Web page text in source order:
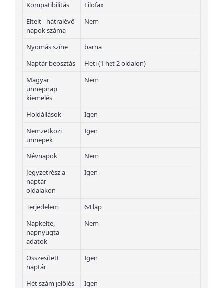
Kompatibilitás
Filofax
Eltelt - hátralévő
napok száma
Nem
Nyomás színe
barna
Naptár beosztás
Heti (1 hét 2 oldalon)
Magyar
ünnepnap
kiemelés
Nem
Holdállások
Igen
Nemzetközi
ünnepek
Igen
Névnapok
Nem
Jegyzetrész a
naptár
oldalakon
Igen
Terjedelem
64 lap
Napkelte,
napnyugta
adatok
Nem
Összesített
naptár
Igen
Hét szám jelölés
Igen